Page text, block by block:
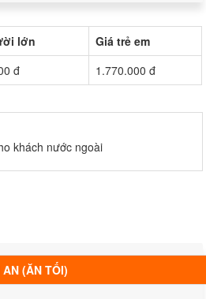
lớn
Giá trẻ em
đ 1.770.000 đ
khách nước ngoài
(ĂN TỐI)